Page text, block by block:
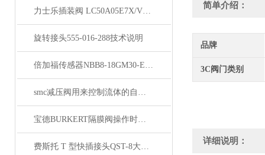
力士乐插装阀 LC50A05E7X/V批发
旋转接头555-016-288技术说明
倍加福传感器NBB8-18GM30-E2-V1原理
smc减压阀用来控制流体的自动化基础元件
宝德BURKERT隔膜阀操作时的启闭方向应该一律顺时针关闭
费斯托 T 型快插接头QST-8大量备货
简单介绍：
品牌
3C阀门类别
详细说明：